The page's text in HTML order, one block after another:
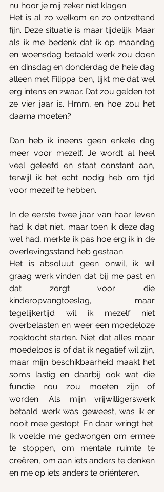
nu hoor je mij zeker niet klagen.
Het is al zo welkom en zo ontzettend
fijn. Deze situatie is maar tijdelijk. Maar
als ik me bedenk dat ik op maandag
en woensdag betaald werk zou doen
en dinsdag en donderdag de hele dag
alleen met Filippa ben, lijkt me dat wel
erg intens en zwaar. Dat zou gelden tot
ze vier jaar is. Hmm, en hoe zou het
daarna moeten?
Dan heb ik ineens geen enkele dag
meer voor mezelf. Je wordt al heel
veel geleefd en staat constant aan,
terwijl ik het echt nodig heb om tijd
voor mezelf te hebben.
In de eerste twee jaar van haar leven
had ik dat niet, maar toen ik deze dag
wel had, merkte ik pas hoe erg ik in de
overlevingsstand heb gestaan.
Het is absoluut geen onwil, ik wil
graag werk vinden dat bij me past en
dat zorgt voor die
kinderopvangtoeslag, maar
tegelijkertijd wil ik mezelf niet
overbelasten en weer een moedeloze
zoektocht starten. Niet dat alles maar
moedeloos is of dat ik negatief wil zijn,
maar mijn beschikbaarheid maakt het
soms lastig en daarbij ook wat die
functie nou zou moeten zijn of
worden. Als mijn vrijwilligerswerk
betaald werk was geweest, was ik er
nooit mee gestopt. En daar wringt het.
Ik voelde me gedwongen om ermee
te stoppen, om mentale ruimte te
creëren, om aan iets anders te denken
en me op iets anders te oriënteren.